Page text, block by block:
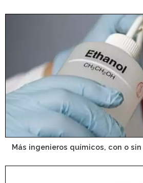
Más ingenieros químicos, con o